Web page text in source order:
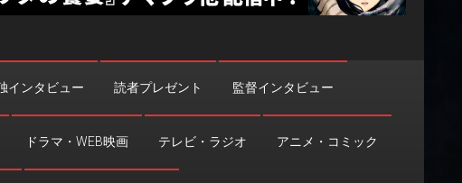
インタビュー 読者プレゼント 監督インタビュー
ドラマ・WEB映画 テレビ・ラジオ アニメ・コミック